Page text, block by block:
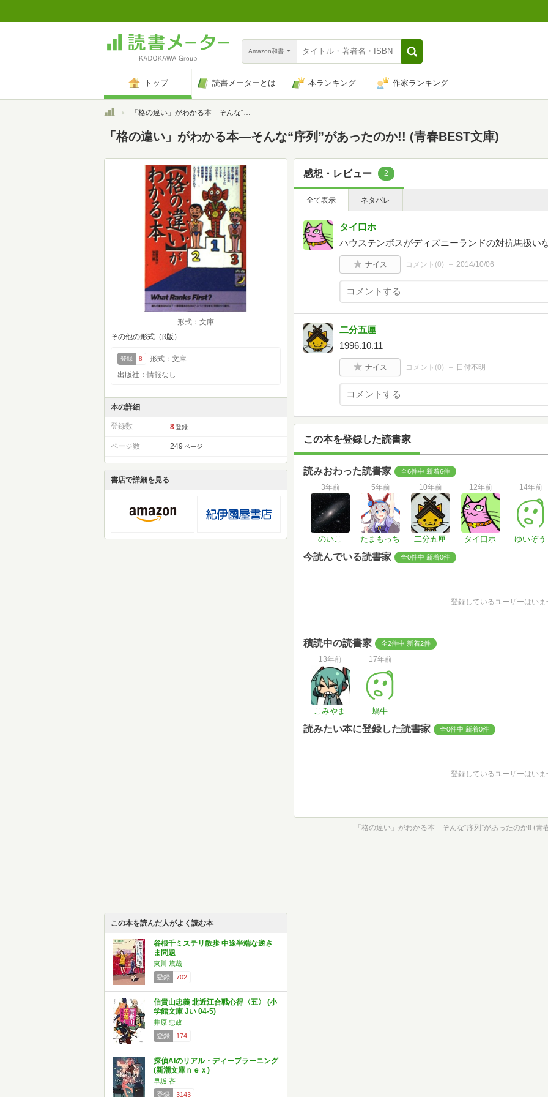
Amazon和書
トップ 読書メーターとは 本ランキング 作家ランキング
トップ「格の違い」がわかる本―そんな“序列”があったのか!! (青春BEST文庫)
「格の違い」がわかる本―そんな“序列”があったのか!! (青春BEST文庫)
形式：文庫
その他の形式（β版）
登録 8
形式：文庫
出版社：情報なし
本の詳細
登録数 8 登録
ページ数 249 ページ
書店で詳細を見る
この本を読んだ人がよく読む本
谷根千ミステリ散歩 中途半端な逆さ
ま問題
東川 篤哉
登録
702
信貴山忠義 北近江合戦心得〈五〉 (小
学館文庫 Jい 04-5)
井原 忠政
登録
174
探偵AIのリアル・ディープラーニング
(新潮文庫ｎｅｘ)
早坂 吝
登録
3143
感想・レビュー 2
全て表示 ネタバレ
タイ口ホ
ハウステンボスがディズニーランドの対抗馬扱い
ナイス コメント(0) 2014/10/06
二分五厘
1996.10.11
ナイス コメント(0) 日付不明
この本を登録した読書家
読みおわった読書家 全6件中 新着6件
3年前
のいこ
5年前
たまもっち
10年前
二分五厘
12年前
タイ口ホ
14年前
ゆいぞう
今読んでいる読書家 全0件中 新着0件
登録しているユーザーはいま
積読中の読書家 全2件中 新着2件
13年前
こみやま
17年前
蝸牛
読みたい本に登録した読書家 全0件中 新着0件
登録しているユーザーはいま
「格の違い」がわかる本―そんな“序列”があったのか!! (青